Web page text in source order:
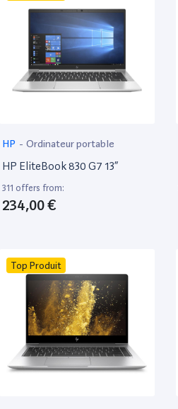
HP - Ordinateur portable
HP EliteBook 830 G7 13”
311 offers from:
234,00 €
Top Produit